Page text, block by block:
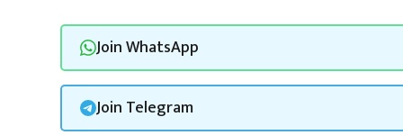
Join WhatsApp
Join Telegram